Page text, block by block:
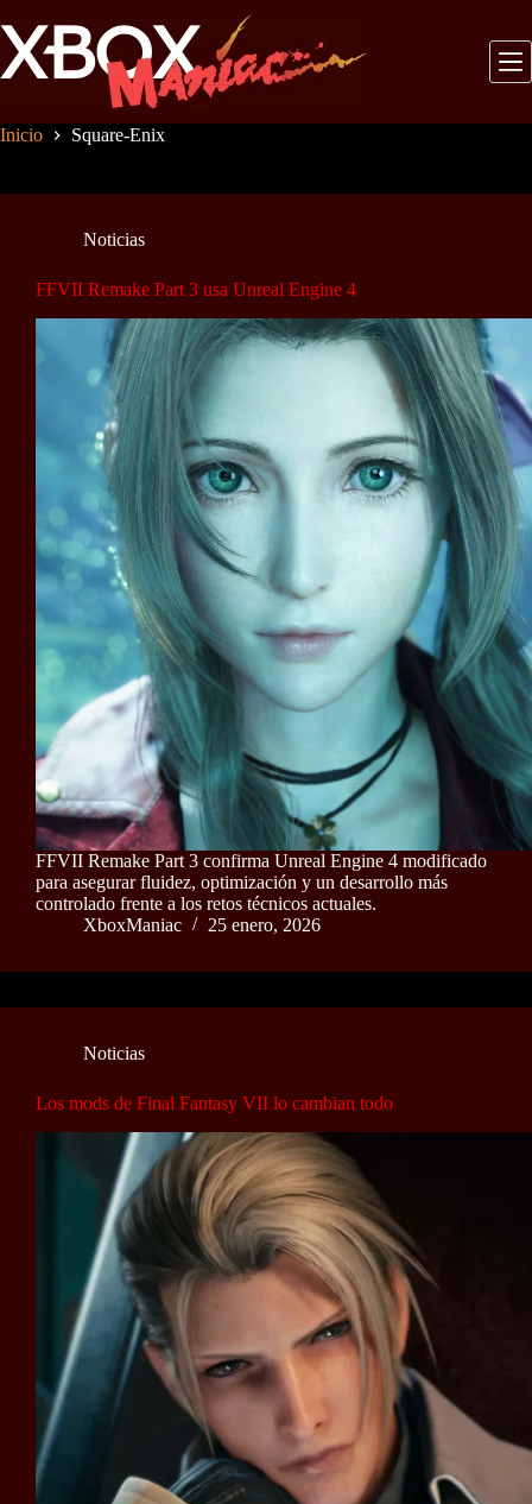
al
contenido
Inicio Square-Enix
Noticias
FFVII Remake Part 3 usa Unreal Engine 4
FFVII Remake Part 3 confirma Unreal Engine 4 modificado
para asegurar fluidez, optimización y un desarrollo más
controlado frente a los retos técnicos actuales.
XboxManiac
25 enero, 2026
Noticias
Los mods de Final Fantasy VII lo cambian todo